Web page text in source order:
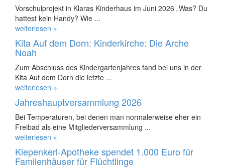
Vorschulprojekt in Klaras Kinderhaus im Juni 2026 „Was? Du
hattest kein Handy? Wie ...
weiterlesen »
Kita Auf dem Dorn: Kinderkirche: Die Arche
Noah
Zum Abschluss des Kindergartenjahres fand bei uns in der
Kita Auf dem Dorn die letzte ...
weiterlesen »
Jahreshauptversammlung 2026
Bei Temperaturen, bei denen man normalerweise eher ein
Freibad als eine Mitgliederversammlung ...
weiterlesen »
Kiepenkerl-Apotheke spendet 1.000 Euro für
Familenhäuser für Flüchtlinge